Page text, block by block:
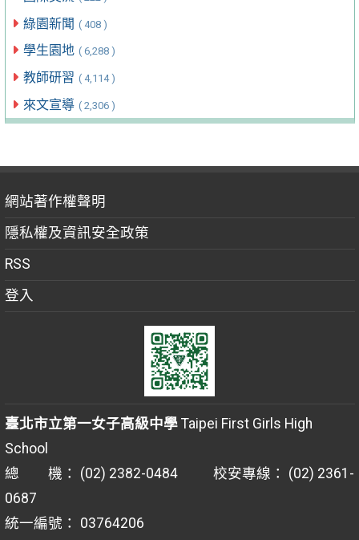
綠園新聞 ( 408 )
學生園地 ( 6,288 )
教師研習 ( 4,114 )
來文宣導 ( 2,306 )
網站著作權聲明
隱私權及資訊安全政策
RSS
登入
臺北市立第一女子高級中學Taipei First Girls High
School
總 機： (02) 2382-0484 校安專線： (02) 2361-
0687
統一編號： 03764206